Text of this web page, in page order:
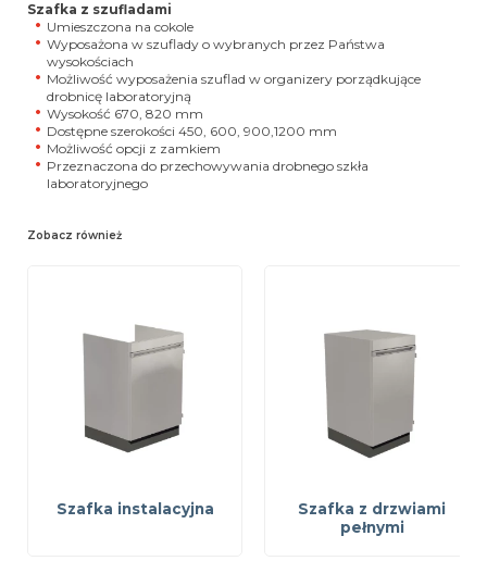
Szafka z szufladami
Umieszczona na cokole
Wyposażona w szuflady o wybranych przez Państwa
wysokościach
Możliwość wyposażenia szuflad w organizery porządkujące
drobnicę laboratoryjną
Wysokość 670, 820 mm
Dostępne szerokości 450, 600, 900,1200 mm
Możliwość opcji z zamkiem
Przeznaczona do przechowywania drobnego szkła
laboratoryjnego
Zobacz również
Szafka instalacyjna
Szafka z drzwiami
pełnymi